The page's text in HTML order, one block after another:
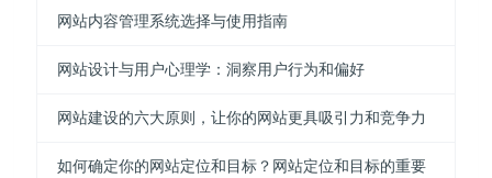
网站内容管理系统选择与使用指南
网站设计与用户心理学：洞察用户行为和偏好
网站建设的六大原则，让你的网站更具吸引力和竞争力
如何确定你的网站定位和目标？网站定位和目标的重要